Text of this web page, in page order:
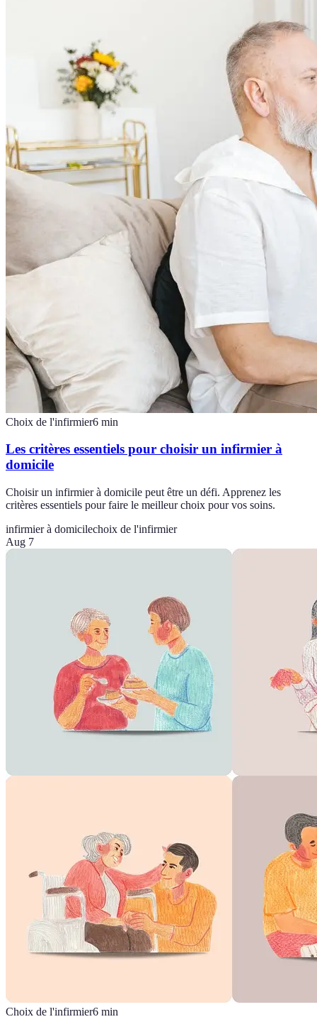
Choix de l'infirmier6 min
Les critères essentiels pour choisir un infirmier à
domicile
Choisir un infirmier à domicile peut être un défi. Apprenez les
critères essentiels pour faire le meilleur choix pour vos soins.
infirmier à domicilechoix de l'infirmier
Aug 7
Choix de l'infirmier6 min